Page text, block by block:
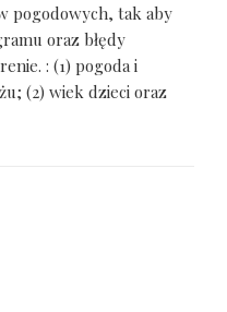
pogodowych, tak aby
oraz błędy
: (1) pogoda i
(2) wiek dzieci oraz